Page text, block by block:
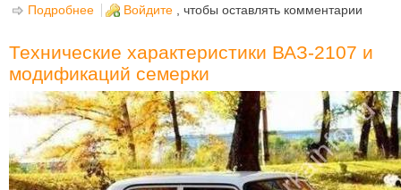
Подробнее о На АвтоВАЗе начали борьбу с горшками!
Войдите , чтобы оставлять комментарии
Технические характеристики ВАЗ-2107 и
модификаций семерки